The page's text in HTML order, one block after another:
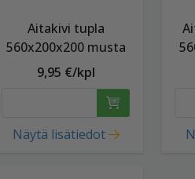
Aitakivi tupla
560x200x200 musta
9,95 €/kpl
Näytä lisätiedot